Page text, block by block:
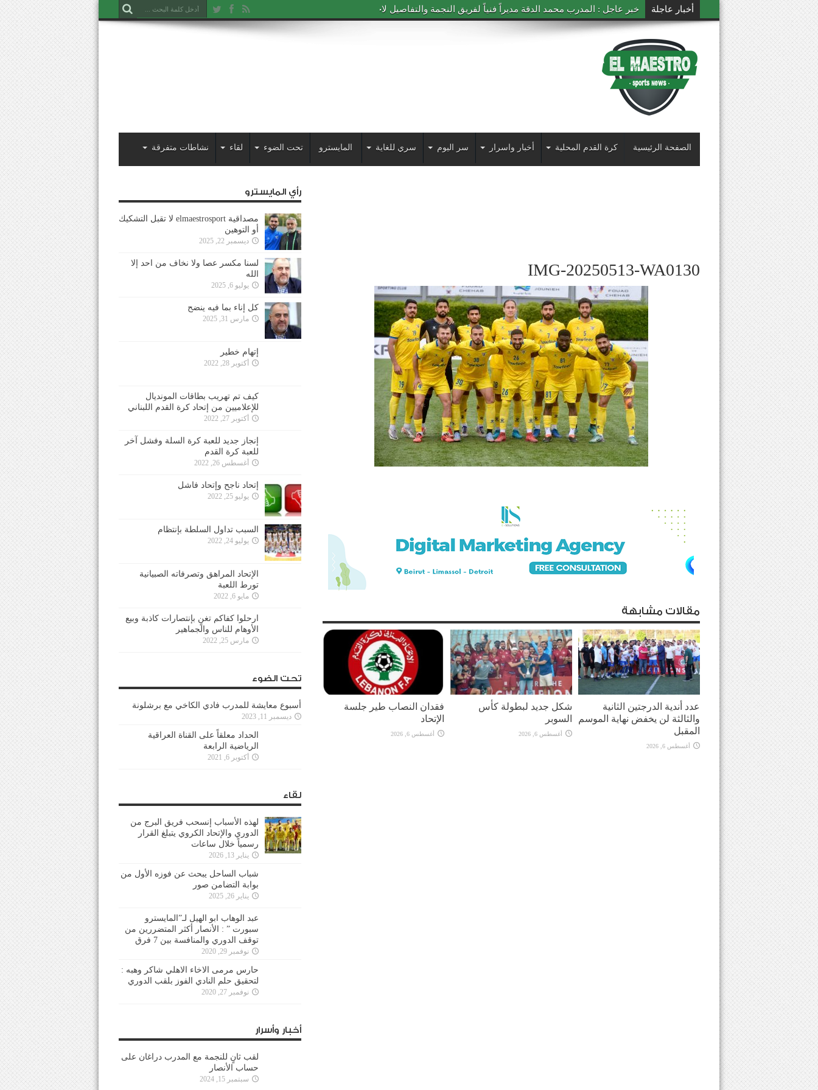
أخبار عاجلة خبر عاجل : المدرب محمد الدقة مديراً فنياً لفريق النجمة والتفاصيل لاحقاً
الصفحة الرئيسية كرة القدم المحلية أخبار واسرار سر اليوم سري للغاية المايسترو تحت الضوء لقاء نشاطات متفرقة
IMG-20250513-WA0130
مقالات مشابهة
عدد أندية الدرجتين الثانية
والثالثة لن يخفض نهاية الموسم
المقبل
أغسطس 6, 2026
شكل جديد لبطولة كأس
السوبر
أغسطس 6, 2026
فقدان النصاب طير جلسة
الإتحاد
أغسطس 6, 2026
رأي المايسترو
مصداقية elmaestrosport لا تقبل التشكيك
أو التوهين
ديسمبر 22, 2025
لسنا مكسر عصا ولا نخاف من احد إلا
الله
يوليو 6, 2025
كل إناء بما فيه ينضح
مارس 31, 2025
إتهام خطير
أكتوبر 28, 2022
كيف تم تهريب بطاقات المونديال
للإعلاميين من إتحاد كرة القدم اللبناني
أكتوبر 27, 2022
إنجاز جديد للعبة كرة السلة وفشل آخر
للعبة كرة القدم
أغسطس 26, 2022
إتحاد ناجح وإتحاد فاشل
يوليو 25, 2022
السبب تداول السلطة بإنتظام
يوليو 24, 2022
الإتحاد المراهق وتصرفاته الصبيانية
تورط اللعبة
مايو 6, 2022
ارحلوا كفاكم تغنٍ بإنتصارات كاذبة وبيع
الأوهام للناس والجماهير
مارس 25, 2022
تحت الضوء
أسبوع معايشة للمدرب فادي الكاخي مع برشلونة
ديسمبر 11, 2023
الحداد معلقاً على القناة العراقية
الرياضية الرابعة
أكتوبر 6, 2021
لقاء
لهذه الأسباب إنسحب فريق البرج من
الدوري والإتحاد الكروي يتبلغ القرار
رسمياً خلال ساعات
يناير 13, 2026
شباب الساحل يبحث عن فوزه الأول من
بوابة التضامن صور
يناير 26, 2025
عبد الوهاب ابو الهيل لـ”المايسترو
سبورت ” : الأنصار أكثر المتضررين من
توقف الدوري والمنافسة بين 7 فرق
نوفمبر 29, 2020
حارس مرمى الاخاء الاهلي شاكر وهبه :
لتحقيق حلم النادي الفوز بلقب الدوري
نوفمبر 27, 2020
أخبار وأسرار
لقب ثانٍ للنجمة مع المدرب دراغان على
حساب الأنصار
سبتمبر 15, 2024